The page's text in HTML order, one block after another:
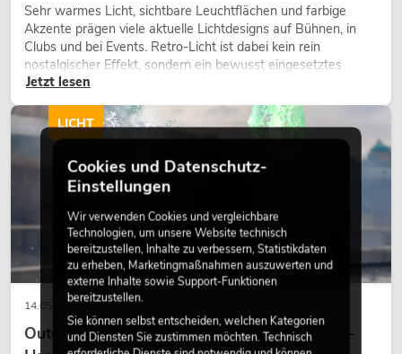
Sehr warmes Licht, sichtbare Leuchtflächen und farbige
Akzente prägen viele aktuelle Lichtdesigns auf Bühnen, in
Clubs und bei Events. Retro-Licht ist dabei kein rein
nostalgischer Effekt, sondern ein bewusst eingesetztes
Gestaltungsmittel: Es schafft Atmosphäre, gibt Szenen
wirken lassen.
Jetzt lesen
14.05.2026
Outdoor Moving-Heads: Wetterfeste Moving-
LICHT
Cookies und Datenschutz-
Einstellungen
Wir verwenden Cookies und vergleichbare
Technologien, um unsere Website technisch
bereitzustellen, Inhalte zu verbessern, Statistikdaten
zu erheben, Marketingmaßnahmen auszuwerten und
externe Inhalte sowie Support-Funktionen
bereitzustellen.
Sie können selbst entscheiden, welchen Kategorien
und Diensten Sie zustimmen möchten. Technisch